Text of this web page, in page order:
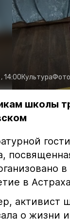
14:00Культура
школы
в
активист
о жизни